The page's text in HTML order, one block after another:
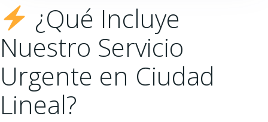
¿Qué Incluye
Nuestro Servicio
Urgente en Ciudad
Lineal?